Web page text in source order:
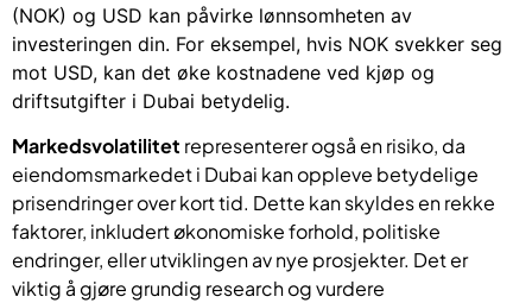
(NOK) og USD kan påvirke lønnsomheten av
investeringen din. For eksempel, hvis NOK svekker seg
mot USD, kan det øke kostnadene ved kjøp og
driftsutgifter i Dubai betydelig.
Markedsvolatilitet representerer også en risiko, da
eiendomsmarkedet i Dubai kan oppleve betydelige
prisendringer over kort tid. Dette kan skyldes en rekke
faktorer, inkludert økonomiske forhold, politiske
endringer, eller utviklingen av nye prosjekter. Det er
viktig å gjøre grundig research og vurdere